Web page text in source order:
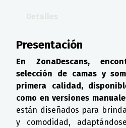
Presentación
En ZonaDescans,
selección de camas y
primera calidad,
como en versiones
están diseñados para
y comodidad,